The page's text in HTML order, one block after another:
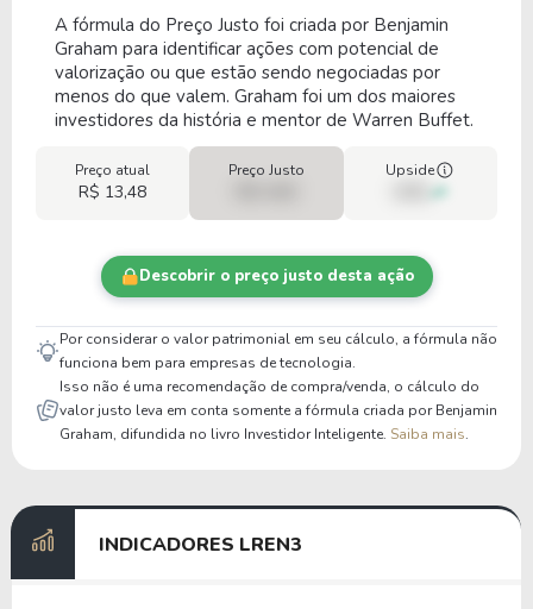
A fórmula do Preço Justo foi criada por Benjamin
Graham para identificar ações com potencial de
valorização ou que estão sendo negociadas por
menos do que valem. Graham foi um dos maiores
investidores da história e mentor de Warren Buffet.
Preço atual
R$ 13,48
Preço Justo Upside
Descobrir o preço justo desta ação
Por considerar o valor patrimonial em seu cálculo, a fórmula não
funciona bem para empresas de tecnologia.
Isso não é uma recomendação de compra/venda, o cálculo do
valor justo leva em conta somente a fórmula criada por Benjamin
Graham, difundida no livro Investidor Inteligente. Saiba mais.
INDICADORES LREN3